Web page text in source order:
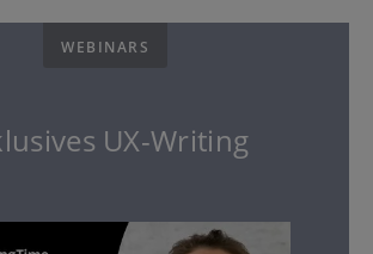
WEBINARS
UX-Writing